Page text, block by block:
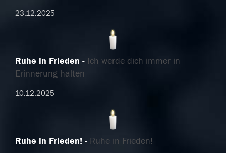
23.12.2025
Ruhe in Frieden
Ich werde dich immer in
Erinnerung halten
10.12.2025
Ruhe in Frieden! Ruhe in Frieden!